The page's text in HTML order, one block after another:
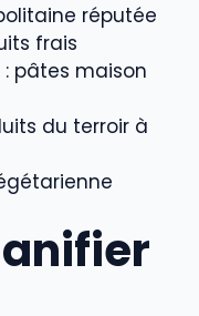
réputée
frais
pâtes maison
du terroir à